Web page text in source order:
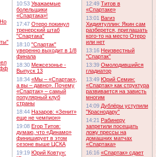
10:53 Уважаемые
болельщики
«Спартака»!
17:47 Отеро покинул
тренерский штаб
"Спартака"
18:10 "Спартак"
уверенно выходит в 1/8
финала
18:30 Межсезонье -
Выпуск 13
18:34 «Мы – «Спартак»,
а вы – давно». Почему
«Спартак» – самый
популярный клуб
страны
18:44 Назаров: «Зенит»
еще не чемпион»
19:08 Егор Титов:
думаю, что «Динамо»
финиширует в этом
сезоне выше ЦСКА
19:19 Юрий Ковтун:
12:49 Титов в
«Спартаке»
13:01 Вагиз
Хидиятуллин: Якин сам
разберется, приглашать
кого-то на место Отеро
или нет
13:16 Неизвестный
"Спартак"
13:39 Омолодившийся
гладиатор
13:49 Юрий Семин:
«Спартак» как структура
развивается на зависть
многим
14:09 Дублёры уступили
"Краснодару"
14:21 Рабинеру
запретили посещать
ложу прессы на
домашних матчах
«Спартака»
16:16 «Спартак» сдает